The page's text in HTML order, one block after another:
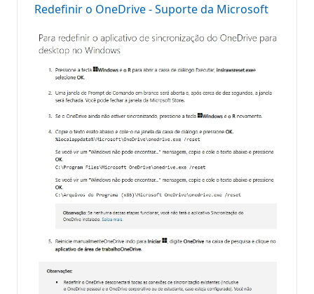
Redefinir o OneDrive - Suporte da Microsoft